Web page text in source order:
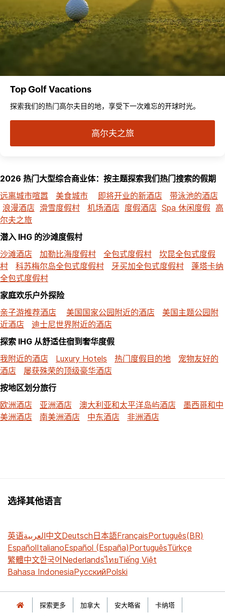
Top Golf Vacations
探索我们的热门高尔夫目的地，享受下一次难忘的开球时光。
高尔夫之旅
2026 热门大型综合商业体：按主题探索我们热门搜索的假期
远离城市喧嚣
美食城市 即将开业的新酒店
带泳池的酒店
浪漫酒店 滑雪度假村 机场酒店 度假酒店 Spa 休闲度假 高
尔夫之旅
潜入 IHG 的沙滩度假村
沙滩酒店
加勒比海度假村 全包式度假村
坎昆全包式度假
村
科苏梅尔岛全包式度假村 牙买加全包式度假村
蓬塔卡纳
全包式度假村
家庭欢乐户外探险
亲子游推荐酒店
美国国家公园附近的酒店
美国主题公园附
近酒店
迪士尼世界附近的酒店
探索 IHG 从舒适住宿到奢华度假
我附近的酒店
Luxury Hotels 热门度假目的地
宠物友好的
酒店
屡获殊荣的顶级豪华酒店
按地区划分旅行
欧洲酒店
亚洲酒店 澳大利亚和太平洋岛屿酒店
墨西哥和中
美洲酒店
南美洲酒店 中东酒店 非洲酒店
选择其他语言
英语العربية中文Deutsch日本語FrançaisPortuguês(BR)
EspañolItalianoEspañol (España)PortuguêsTürkçe
繁體中文한국어NederlandsไทยTiếng Việt
Bahasa IndonesiaРусскийPolski
探索更多 加拿大 安大略省
卡纳塔